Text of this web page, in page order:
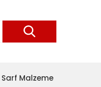
Sarf Malzeme